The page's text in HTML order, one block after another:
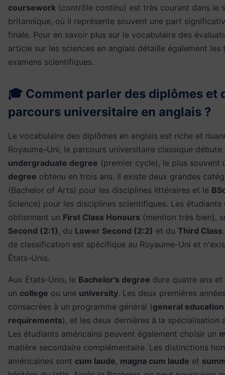
coursework (contrôle continu) est très courant dans le
britannique, où il représente souvent une part
finale. Pour en savoir plus sur le vocabulaire des
article sur les sciences en anglais détaille également les
examens scientifiques.
🎓 Comment parler des diplômes et
parcours universitaire en anglais ?
Le vocabulaire des diplômes en anglais est riche et
Royaume-Uni, le parcours universitaire classique débute
undergraduate degree (premier cycle), le plus souvent
degree obtenu en trois ans. Il existe deux grandes
(Bachelor of Arts) pour les disciplines littéraires et le
Science) pour les disciplines scientifiques. Les étudiants
obtiennent un First Class Honours (mention très bien),
Second (2:1) , du Lower Second (2:2) et du Third Class
de classification est spécifique au Royaume-Uni et
États-Unis.
Aux États-Unis, le Bachelor's degree dure quatre ans
un college ou une university. Les deux premières
consacrées à un programme général (general education
requirements), et les deux dernières à la spécialisation
Les étudiants américains peuvent également choisir un
matière secondaire complémentaire. Les distinctions
américaines sont cum laude, magna cum laude et